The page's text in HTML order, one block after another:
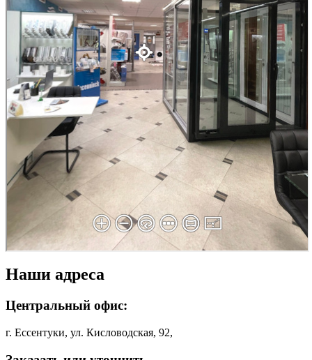
Наши адреса
Центральный офис:
г. Ессентуки, ул. Кисловодская, 92,